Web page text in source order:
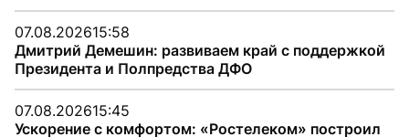
07.08.202615:58
Дмитрий Демешин: развиваем край с поддержкой
Президента и Полпредства ДФО
07.08.202615:45
Ускорение с комфортом: «Ростелеком» построил